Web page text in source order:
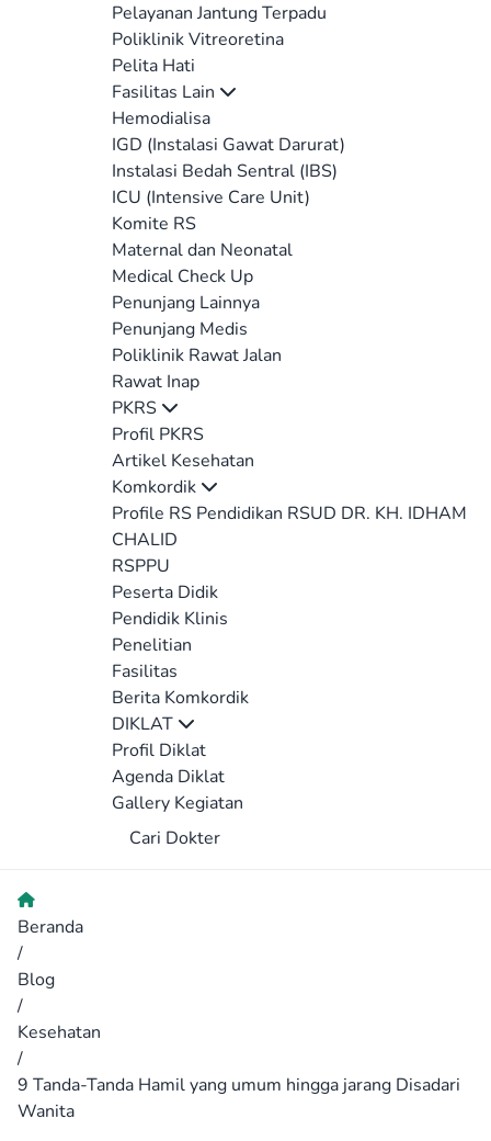
Pelayanan Jantung Terpadu
Poliklinik Vitreoretina
Pelita Hati
Fasilitas Lain
Hemodialisa
IGD (Instalasi Gawat Darurat)
Instalasi Bedah Sentral (IBS)
ICU (Intensive Care Unit)
Komite RS
Maternal dan Neonatal
Medical Check Up
Penunjang Lainnya
Penunjang Medis
Poliklinik Rawat Jalan
Rawat Inap
PKRS
Profil PKRS
Artikel Kesehatan
Komkordik
Profile RS Pendidikan RSUD DR. KH. IDHAM
CHALID
RSPPU
Peserta Didik
Pendidik Klinis
Penelitian
Fasilitas
Berita Komkordik
DIKLAT
Profil Diklat
Agenda Diklat
Gallery Kegiatan
Cari Dokter
Beranda
/
Blog
/
Kesehatan
/
9 Tanda-Tanda Hamil yang umum hingga jarang Disadari
Wanita